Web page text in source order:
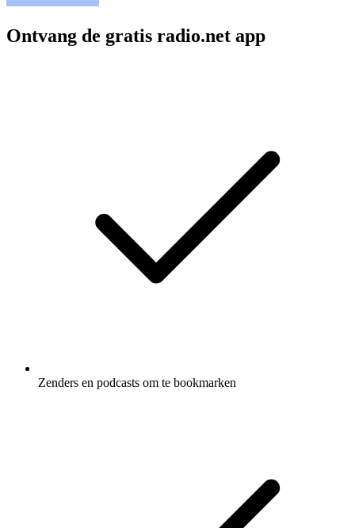
Ontvang de gratis radio.net app
Zenders en podcasts om te bookmarken